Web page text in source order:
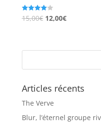
Note
4.00
15,00€ 12,00€
Articles récents
The Verve
Blur, l’éternel groupe